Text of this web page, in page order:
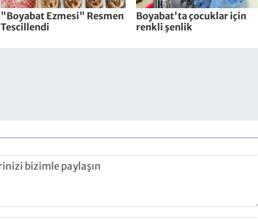
"Boyabat Ezmesi" Resmen
Tescillendi
Boyabat'ta çocuklar için
renkli şenlik